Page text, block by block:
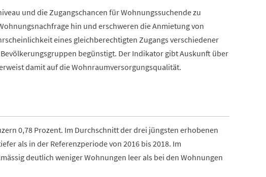
und die Zugangschancen für Wohnungssuchende zu
hin und erschweren die Anmietung von
eines gleichberechtigten Zugangs verschiedener
begünstigt. Der Indikator gibt Auskunft über
damit auf die Wohnraumversorgungsqualität.
0,78 Prozent. Im Durchschnitt der drei jüngsten erhobenen
als in der Referenzperiode von 2016 bis 2018. Im
deutlich weniger Wohnungen leer als bei den Wohnungen